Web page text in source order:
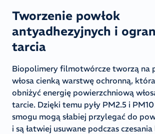
Tworzenie powłok
antyadhezyjnych i
tarcia
Biopolimery filmotwórcze tworzą na
włosa cienką warstwę ochronną,
obniżyć energię powierzchniową
tarcie. Dzięki temu pyły PM2.5 i
smogu mogą słabiej przylegać do
i są łatwiej usuwane podczas czesania